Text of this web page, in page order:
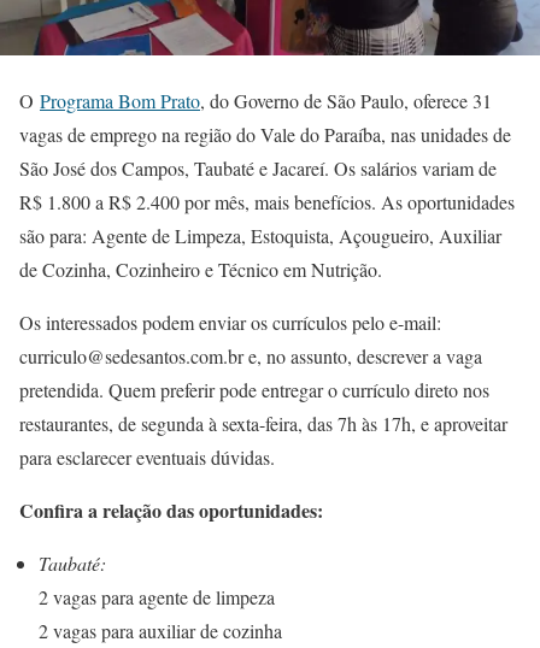
O Programa Bom Prato, do Governo de São Paulo, oferece 31
vagas de emprego na região do Vale do Paraíba, nas unidades de
São José dos Campos, Taubaté e Jacareí. Os salários variam de
R$ 1.800 a R$ 2.400 por mês, mais benefícios. As oportunidades
são para: Agente de Limpeza, Estoquista, Açougueiro, Auxiliar
de Cozinha, Cozinheiro e Técnico em Nutrição.
Os interessados podem enviar os currículos pelo e-mail:
curriculo@sedesantos.com.br e, no assunto, descrever a vaga
pretendida. Quem preferir pode entregar o currículo direto nos
restaurantes, de segunda à sexta-feira, das 7h às 17h, e aproveitar
para esclarecer eventuais dúvidas.
Confira a relação das oportunidades:
Taubaté:
2 vagas para agente de limpeza
2 vagas para auxiliar de cozinha